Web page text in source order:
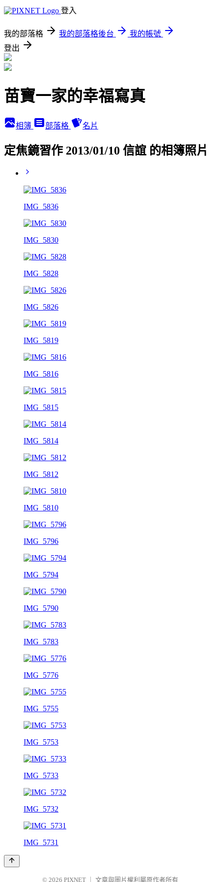
登入
我的部落格 我的部落格後台
我的帳號
登出
苗寶一家的幸福寫真
相簿 部落格 名片
定焦鏡習作 2013/01/10 信誼 的相簿照片
IMG_5836
IMG_5830
IMG_5828
IMG_5826
IMG_5819
IMG_5816
IMG_5815
IMG_5814
IMG_5812
IMG_5810
IMG_5796
IMG_5794
IMG_5790
IMG_5783
IMG_5776
IMG_5755
IMG_5753
IMG_5733
IMG_5732
IMG_5731
© 2026 PIXNET 文章與圖片權利屬原作者所有